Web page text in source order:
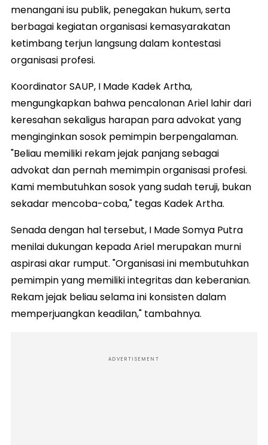
menangani isu publik, penegakan hukum, serta
berbagai kegiatan organisasi kemasyarakatan
ketimbang terjun langsung dalam kontestasi
organisasi profesi.
Koordinator SAUP, I Made Kadek Artha,
mengungkapkan bahwa pencalonan Ariel lahir dari
keresahan sekaligus harapan para advokat yang
menginginkan sosok pemimpin berpengalaman.
"Beliau memiliki rekam jejak panjang sebagai
advokat dan pernah memimpin organisasi profesi.
Kami membutuhkan sosok yang sudah teruji, bukan
sekadar mencoba-coba," tegas Kadek Artha.
Senada dengan hal tersebut, I Made Somya Putra
menilai dukungan kepada Ariel merupakan murni
aspirasi akar rumput. "Organisasi ini membutuhkan
pemimpin yang memiliki integritas dan keberanian.
Rekam jejak beliau selama ini konsisten dalam
memperjuangkan keadilan," tambahnya.
ADVERTISEMENT